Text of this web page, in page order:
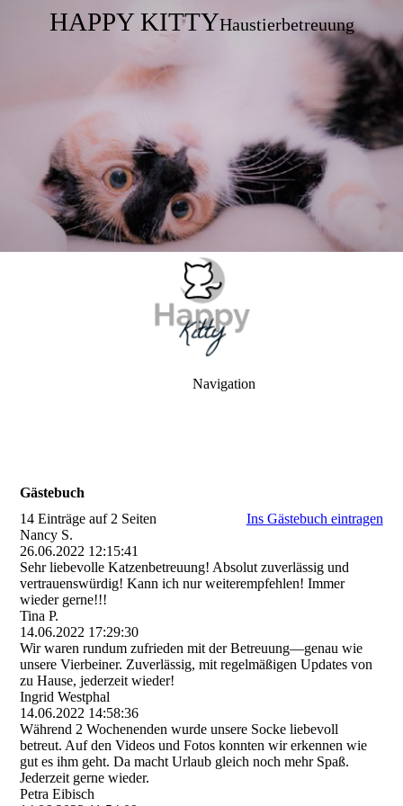
HAPPY KITTYHaustierbetreuung
Navigation
Gästebuch
14 Einträge auf 2 Seiten
Ins Gästebuch eintragen
Nancy S.
26.06.2022 12:15:41
Sehr liebevolle Katzenbetreuung! Absolut zuverlässig und
vertrauenswürdig! Kann ich nur weiterempfehlen! Immer
wieder gerne!!!
Tina P.
14.06.2022 17:29:30
Wir waren rundum zufrieden mit der Betreuung—genau wie
unsere Vierbeiner. Zuverlässig, mit regelmäßigen Updates von
zu Hause, jederzeit wieder!
Ingrid Westphal
14.06.2022 14:58:36
Während 2 Wochenenden wurde unsere Socke liebevoll
betreut. Auf den Videos und Fotos konnten wir erkennen wie
gut es ihm geht. Da macht Urlaub gleich noch mehr Spaß.
Jederzeit gerne wieder.
Petra Eibisch